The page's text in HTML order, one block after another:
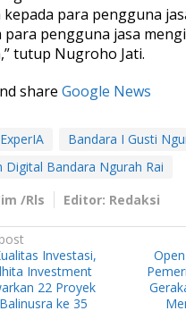
kepada para pengguna
para pengguna jasa
tutup Nugroho Jati.
share Google News
Bandara I Gusti
Digital Bandara Ngurah Rai
/Rls
Editor: Redaksi
Investasi,
Investment
22 Proyek
ke 35